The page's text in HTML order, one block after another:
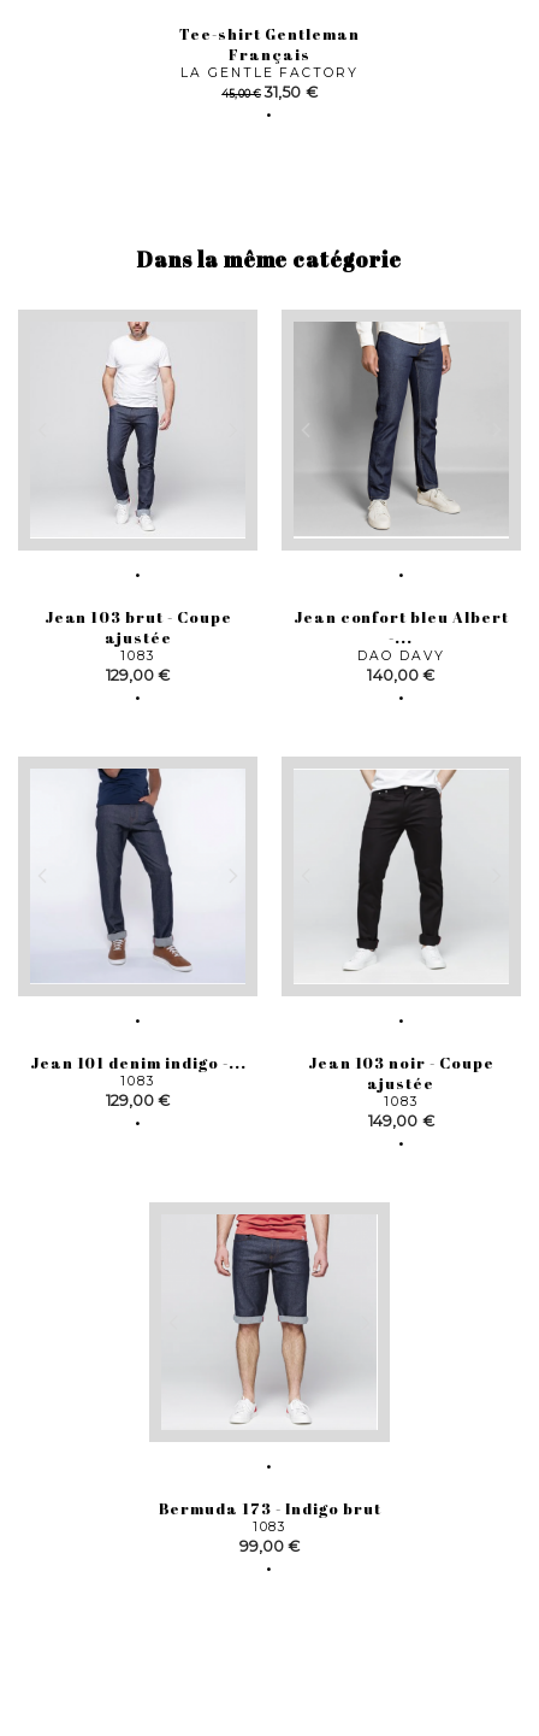
Tee-shirt Gentleman
Français
LA GENTLE FACTORY
Prix
45,00 € Prix
31,50 €
Dans la même catégorie
Jean 103 brut - Coupe
ajustée
1083
Prix
129,00 €
Jean confort bleu Albert
-...
DAO DAVY
Prix
140,00 €
Jean 101 denim indigo -...
1083
Prix
129,00 €
Jean 103 noir - Coupe
ajustée
1083
Prix
149,00 €
Bermuda 173 - Indigo brut
1083
Prix
99,00 €